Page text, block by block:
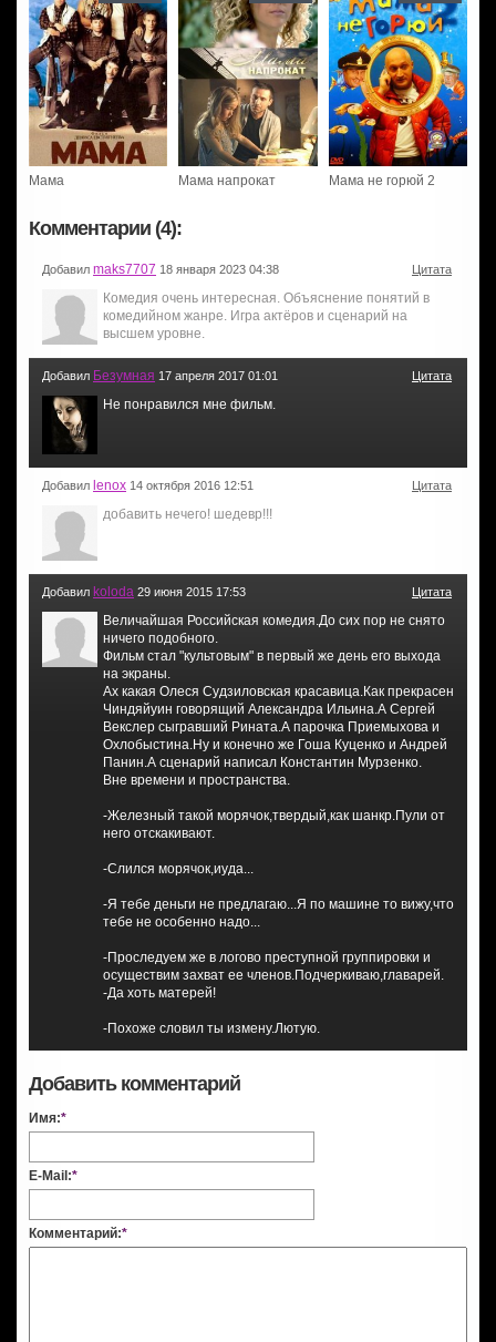
Мама Мама напрокат Мама не горюй 2
Комментарии (4):
Добавил maks7707 18 января 2023 04:38 Цитата
Комедия очень интересная. Объяснение понятий в
комедийном жанре. Игра актёров и сценарий на
высшем уровне.
Добавил Безумная 17 апреля 2017 01:01 Цитата
Не понравился мне фильм.
Добавил lenox 14 октября 2016 12:51 Цитата
добавить нечего! шедевр!!!
Добавил koloda 29 июня 2015 17:53 Цитата
Величайшая Российская комедия.До сих пор не снято
ничего подобного.
Фильм стал "культовым" в первый же день его выхода
на экраны.
Ах какая Олеся Судзиловская красавица.Как прекрасен
Чиндяйуин говорящий Александра Ильина.А Сергей
Векслер сыгравший Рината.А парочка Приемыхова и
Охлобыстина.Ну и конечно же Гоша Куценко и Андрей
Панин.А сценарий написал Константин Мурзенко.
Вне времени и пространства.
-Железный такой морячок,твердый,как шанкр.Пули от
него отскакивают.
-Слился морячок,иуда...
-Я тебе деньги не предлагаю...Я по машине то вижу,что
тебе не особенно надо...
-Проследуем же в логово преступной группировки и
осуществим захват ее членов.Подчеркиваю,главарей.
-Да хоть матерей!
-Похоже словил ты измену.Лютую.
Добавить комментарий
Имя:*
E-Mail:*
Комментарий:*